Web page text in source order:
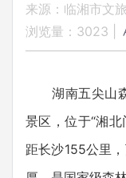
来源：临湘市文
浏览量： 3023
湖南五尖山森
景区，位于“湘
距长沙155公里